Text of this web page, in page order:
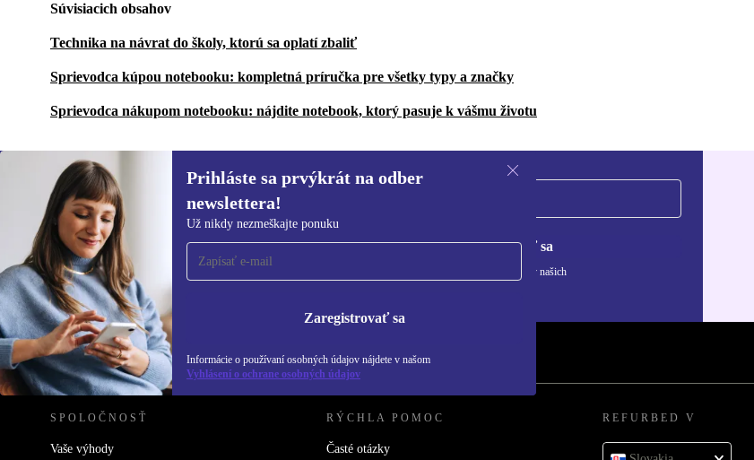
Súvisiacich obsahov
Technika na návrat do školy, ktorú sa oplatí zbaliť
Sprievodca kúpou notebooku: kompletná príručka pre všetky typy a značky
Sprievodca nákupom notebooku: nájdite notebook, ktorý pasuje k vášmu životu
Prihláste sa prvýkrát na odber
newslettera!
Už nikdy nezmeškajte ponuku
Zaregistrovať sa
Informácie o používaní osobných údajov nájdete v našom
Vyhlásení o ochrane osobných údajov
Prihláste sa prvýkrát na
newsletter!
Už nikdy nezmeškajte ponuku.
Zaregistrovať sa
Informácie o používaní osobných údajov nájdete v našich
REFURBED SLOVENSKO – RETHINK NEW.
SPOLOČNOSŤ
Vaše výhody
RÝCHLA POMOC
Časté otázky
REFURBED V